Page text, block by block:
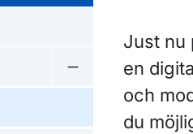
Undermeny för
Just nu
en
och
du